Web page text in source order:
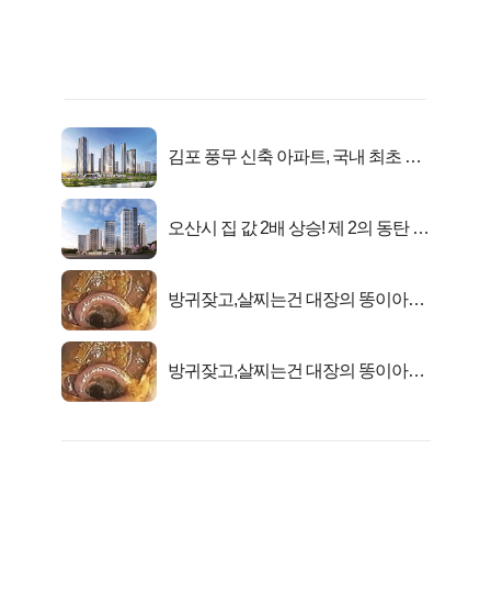
김포 풍무 신축 아파트, 국내 최초 반
오산시 집 값 2배 상승! 제 2의 동탄 신
방귀잦고,살찌는건 대장의 똥이아니
방귀잦고,살찌는건 대장의 똥이아니